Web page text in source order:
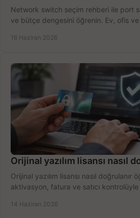
Network switch seçim rehberi ile port
ve bütçe dengesini öğrenin. Ev, ofis ve
16 Haziran 2026
Orijinal yazılım lisansı nasıl
Orijinal yazılım lisansı nasıl doğrulanır
aktivasyon, fatura ve satıcı
14 Haziran 2026